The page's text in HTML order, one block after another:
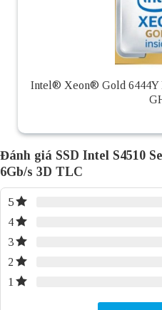
Intel® Xeon® Gold 6444Y
Đánh giá SSD Intel S4510
6Gb/s 3D TLC
5
4
3
2
1